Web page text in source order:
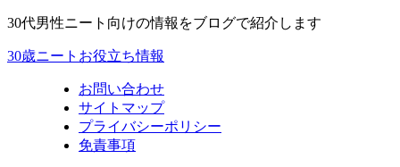
30代男性ニート向けの情報をブログで紹介します
30歳ニートお役立ち情報
お問い合わせ
サイトマップ
プライバシーポリシー
免責事項